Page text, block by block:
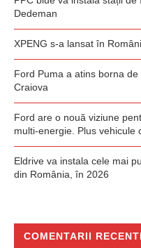
Dedeman
XPENG s-a lansat în
Ford Puma a atins borna
Craiova
Ford are o nouă viziune
multi-energie. Plus vehicule
Eldrive va instala cele mai
din România, în 2026
COMENTARII